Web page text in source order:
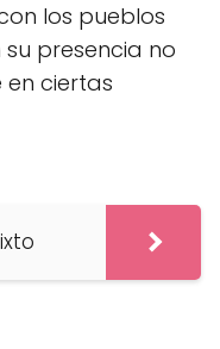
los pueblos
su presencia no
ciertas